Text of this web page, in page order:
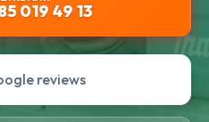
019 49 13
reviews